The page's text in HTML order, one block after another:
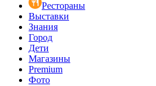
Рестораны
Выставки
Знания
Город
Дети
Магазины
Premium
Фото